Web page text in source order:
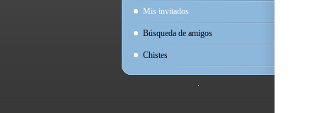
Mis invitados
Búsqueda de amigos
Chistes